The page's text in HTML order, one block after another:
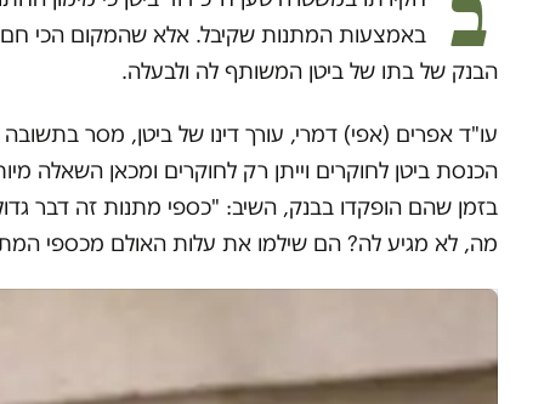
הבנק של בתו של ביטן המשותף לה ולבעלה.
עו"ד אפרים (אפי) דמרי, עורך דינו של ביטן, מסר
הכנסת ביטן לחוקרים וייתן רק לחוקרים ומכאן השאלה
בזמן שהם הופקדו בבנק, השיב: "כספי מתנות זה דבר
מה, לא מגיע לה? הם שילמו את עלות האולם מכספי